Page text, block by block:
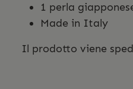
1 perla
Made in Italy
Il prodotto viene